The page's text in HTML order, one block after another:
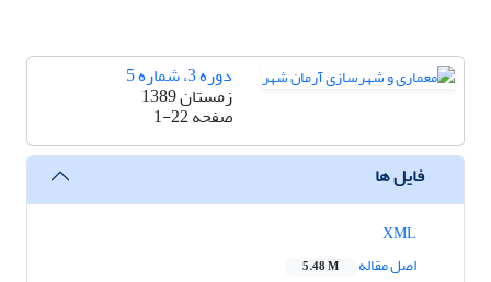
دوره 3، شماره 5
زمستان 1389
صفحه1-22
فایل ها
اصل مقاله
5.48 M